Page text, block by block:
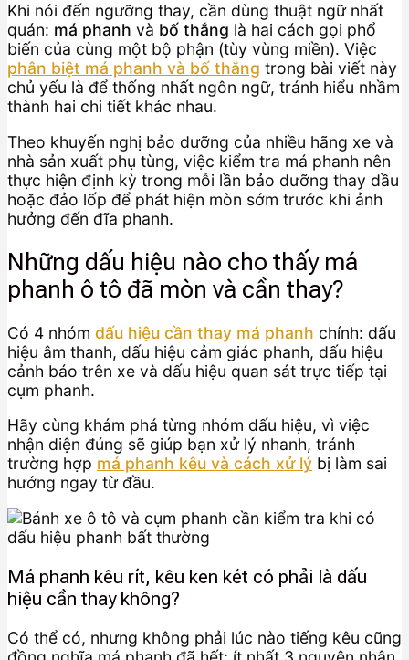
Khi nói đến ngưỡng thay, cần dùng thuật ngữ nhất
quán: má phanh và bố thắng là hai cách gọi phổ
biến của cùng một bộ phận (tùy vùng miền). Việc
phân biệt má phanh và bố thắng trong bài viết này
chủ yếu là để thống nhất ngôn ngữ, tránh hiểu nhầm
thành hai chi tiết khác nhau.
Theo khuyến nghị bảo dưỡng của nhiều hãng xe và
nhà sản xuất phụ tùng, việc kiểm tra má phanh nên
thực hiện định kỳ trong mỗi lần bảo dưỡng thay dầu
hoặc đảo lốp để phát hiện mòn sớm trước khi ảnh
hưởng đến đĩa phanh.
Những dấu hiệu nào cho thấy má
phanh ô tô đã mòn và cần thay?
Có 4 nhóm dấu hiệu cần thay má phanh chính: dấu
hiệu âm thanh, dấu hiệu cảm giác phanh, dấu hiệu
cảnh báo trên xe và dấu hiệu quan sát trực tiếp tại
cụm phanh.
Hãy cùng khám phá từng nhóm dấu hiệu, vì việc
nhận diện đúng sẽ giúp bạn xử lý nhanh, tránh
trường hợp má phanh kêu và cách xử lý bị làm sai
hướng ngay từ đầu.
Má phanh kêu rít, kêu ken két có phải là dấu
hiệu cần thay không?
Có thể có, nhưng không phải lúc nào tiếng kêu cũng